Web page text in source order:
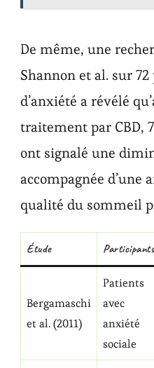
De même, une
Shannon et al. sur
d’anxiété a révélé
traitement par CBD,
ont signalé une
accompagnée d’une
qualité du sommeil
Étude
Bergamaschi
et al. (2011)
Patients
avec
anxiété
sociale